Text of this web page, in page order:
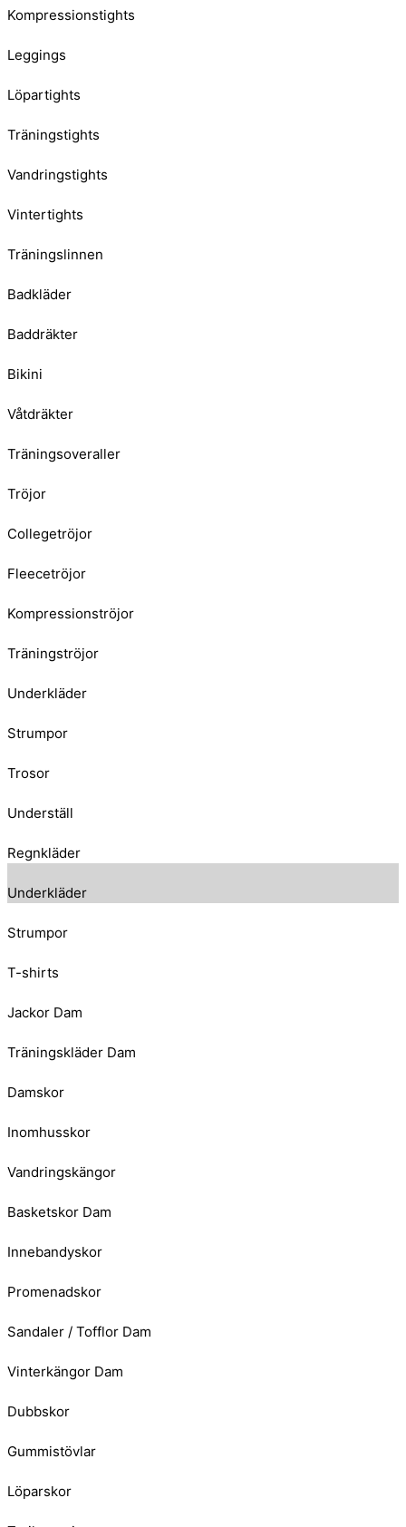
Kompressionstights
Leggings
Löpartights
Träningstights
Vandringstights
Vintertights
Träningslinnen
Badkläder
Baddräkter
Bikini
Våtdräkter
Träningsoveraller
Tröjor
Collegetröjor
Fleecetröjor
Kompressionströjor
Träningströjor
Underkläder
Strumpor
Trosor
Underställ
Regnkläder
Underkläder
Strumpor
T-shirts
Jackor Dam
Träningskläder Dam
Damskor
Inomhusskor
Vandringskängor
Basketskor Dam
Innebandyskor
Promenadskor
Sandaler / Tofflor Dam
Vinterkängor Dam
Dubbskor
Gummistövlar
Löparskor